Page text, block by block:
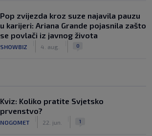
Pop zvijezda kroz suze najavila pauzu
u karijeri: Ariana Grande pojasnila zašto
se povlači iz javnog života
SHOWBIZ 4. aug. 0
Kviz: Koliko pratite Svjetsko
prvenstvo?
NOGOMET 22. jun. 1